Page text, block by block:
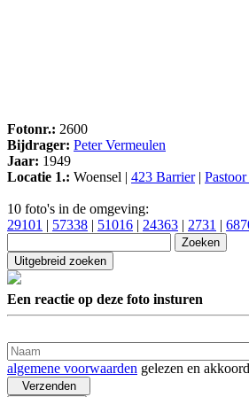
Fotonr.: 2600
Bijdrager: Peter Vermeulen
Jaar: 1949
Locatie 1.: Woensel | 423 Barrier|
10 foto's in de omgeving:
29101
57338 51016 24363 2731
Een reactie op deze foto insturen
algemene voorwaarden gelezen en